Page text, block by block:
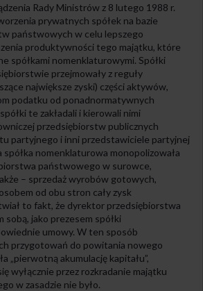
Rady Ministrów z 8 lutego 1988 r.
prywatnych spółek na bazie
państwowych w celu lepszego
produktywności tego majątku, które
spółkami nomenklaturowymi. Spółki
przejmowały z reguły
największe zyski) części aktywów,
podatku od ponadnormatywnych
te zakładali i kierowali nimi
przedsiębiorstw publicznych
partyjnego i inni przedstawiciele partyjnej
nomenklaturowa monopolizowała
państwowego w surowce,
– sprzedaż wyrobów gotowych,
od obu stron cały zysk
to fakt, że dyrektor przedsiębiorstwa
sobą, jako prezesem spółki
umowy. W ten sposób
przygotowań do powitania nowego
„pierwotną akumulację kapitału”,
wyłącznie przez rozkradanie majątku
w zasadzie nie było.